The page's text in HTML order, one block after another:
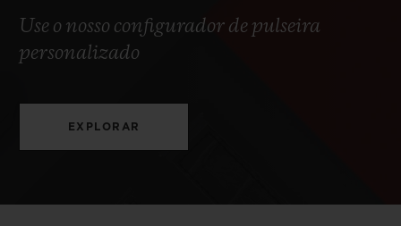
Use o nosso configurador de pulseira
personalizado
EXPLORAR